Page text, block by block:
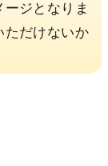
ジとなりま
ただけないか